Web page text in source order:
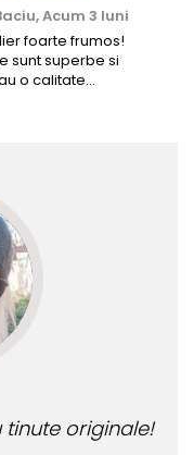
Acum 3 luni
foarte frumos!
sunt superbe si
o calitate
originale!